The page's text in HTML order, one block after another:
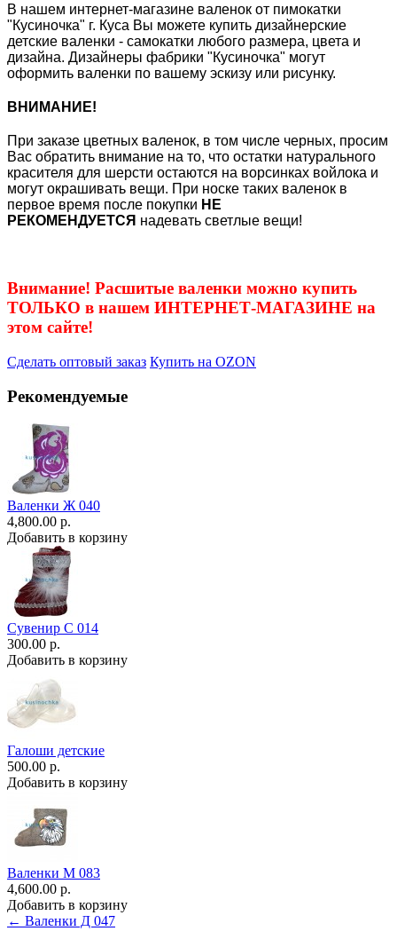
В нашем интернет-магазине валенок от пимокатки
"Кусиночка" г. Куса Вы можете купить дизайнерские
детские валенки - самокатки любого размера, цвета и
дизайна. Дизайнеры фабрики "Кусиночка" могут
оформить валенки по вашему эскизу или рисунку.
ВНИМАНИЕ!
При заказе цветных валенок, в том числе черных, просим
Вас обратить внимание на то, что остатки натурального
красителя для шерсти остаются на ворсинках войлока и
могут окрашивать вещи. При носке таких валенок в
первое время после покупки НЕ
РЕКОМЕНДУЕТСЯ надевать светлые вещи!
Внимание! Расшитые валенки можно купить
ТОЛЬКО в нашем ИНТЕРНЕТ-МАГАЗИНЕ на
этом сайте!
Сделать оптовый заказ Купить на OZON
Рекомендуемые
Валенки Ж 040
4,800.00 р.
Добавить в корзину
Сувенир С 014
300.00 р.
Добавить в корзину
Галоши детские
500.00 р.
Добавить в корзину
Валенки М 083
4,600.00 р.
Добавить в корзину
← Валенки Д 047